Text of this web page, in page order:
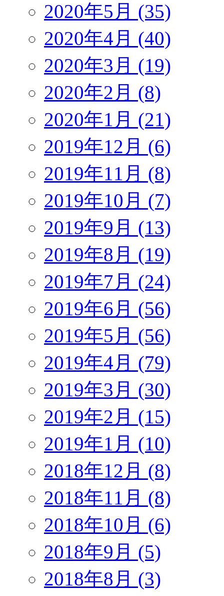
2020年5月 (35)
2020年4月 (40)
2020年3月 (19)
2020年2月 (8)
2020年1月 (21)
2019年12月 (6)
2019年11月 (8)
2019年10月 (7)
2019年9月 (13)
2019年8月 (19)
2019年7月 (24)
2019年6月 (56)
2019年5月 (56)
2019年4月 (79)
2019年3月 (30)
2019年2月 (15)
2019年1月 (10)
2018年12月 (8)
2018年11月 (8)
2018年10月 (6)
2018年9月 (5)
2018年8月 (3)